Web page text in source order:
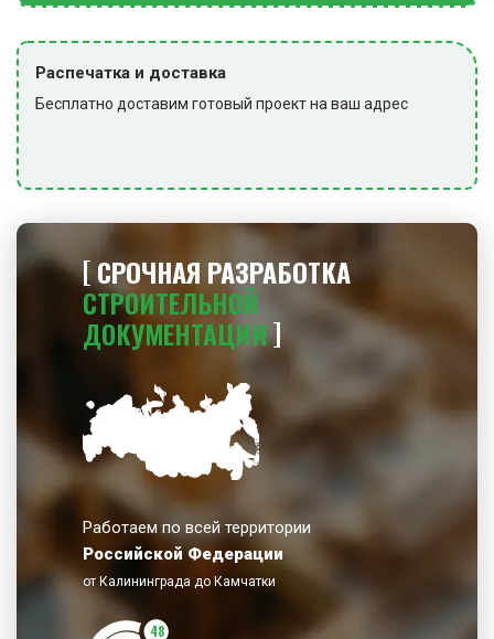
Распечатка и доставка
Бесплатно доставим готовый проект на ваш адрес
СРОЧНАЯ РАЗРАБОТКА
СТРОИТЕЛЬНОЙ
ДОКУМЕНТАЦИИ
Работаем по всей территории
Российской Федерации
от Калининграда до Камчатки
48